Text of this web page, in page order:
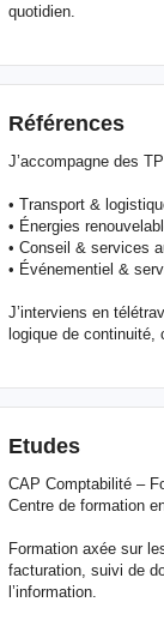
quotidien.
Références
J’accompagne des
• Transport &
• Énergies
• Conseil & services
• Événementiel &
J’interviens en
logique de
Etudes
CAP Comptabilité –
Centre de formation
Formation axée sur
facturation, suivi de
l’information.